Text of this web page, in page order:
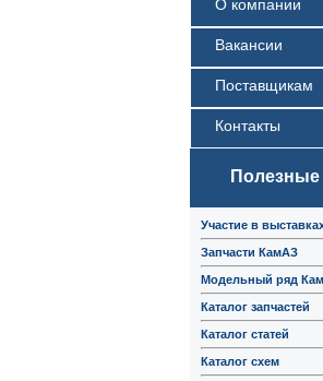
О компании
Вакансии
Поставщикам
Контакты
Полезные
Участие в
Запчасти КамАЗ
Модельный ряд
Каталог запчастей
Каталог статей
Каталог схем